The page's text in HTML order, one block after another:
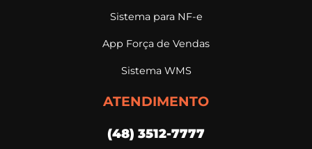
Sistema para NF-e
App Força de Vendas
Sistema WMS
ATENDIMENTO
(48) 3512-7777